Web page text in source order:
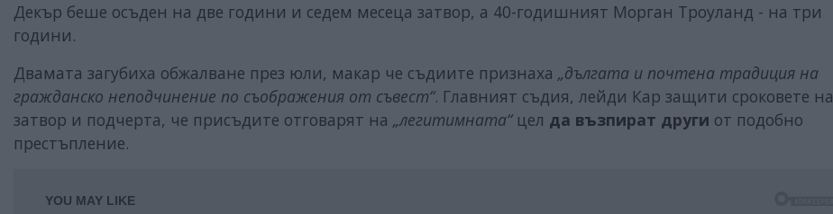
Декър беше осъден на две години и седем месеца затвор, а 40-годишният Морган Троуланд - на три
години.
Двамата загубиха обжалване през юли, макар че съдиите признаха „дългата и почтена традиция на
гражданско неподчинение по съображения от съвест“. Главният съдия, лейди Кар защити сроковете на
затвор и подчерта, че присъдите отговарят на „легитимната“цел да възпират други от подобно
престъпление.